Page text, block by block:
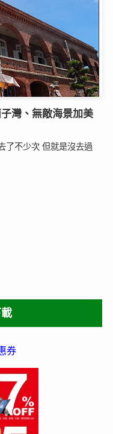
灣、無敵海景加美
了不少次 但就是沒去過
券